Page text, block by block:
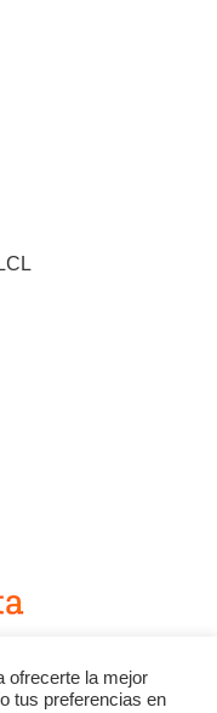
ofrecerte la mejor
tus preferencias en